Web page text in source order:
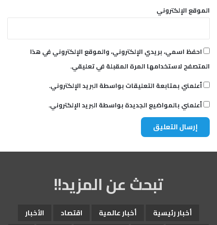
الموقع الإلكتروني
احفظ اسمي، بريدي الإلكتروني، والموقع الإلكتروني في هذا
المتصفح لاستخدامها المرة المقبلة في تعليقي.
أعلمني بمتابعة التعليقات بواسطة البريد الإلكتروني.
أعلمني بالمواضيع الجديدة بواسطة البريد الإلكتروني.
تبحث عن المزيد!!
أخبار رئيسية أخبار عالمية اقتصاد
الأخبار